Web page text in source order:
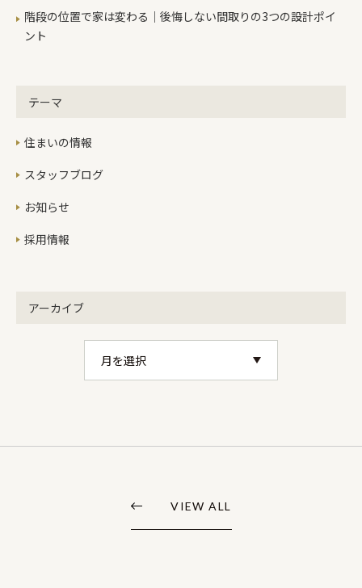
階段の位置で家は変わる｜後悔しない間取りの3つの設計ポイ
ント
テーマ
住まいの情報
スタッフブログ
お知らせ
採用情報
アーカイブ
VIEW ALL